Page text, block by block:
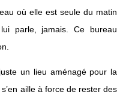
où elle est seule du matin
parle, jamais. Ce bureau
un lieu aménagé pour la
aille à force de rester des